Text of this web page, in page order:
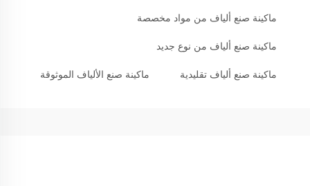
ماكينة صنع ألياف من مواد مخصصة
ماكينة صنع ألياف من نوع جديد
ماكينة صنع ألياف تقليدية ماكينة صنع الألياف الموثوقة